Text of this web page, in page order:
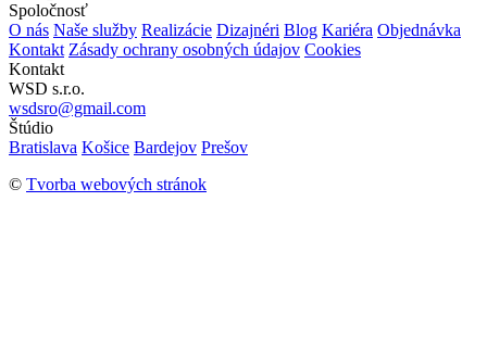
Spoločnosť
O nás Naše služby Realizácie Dizajnéri Blog Kariéra Objednávka
Kontakt Zásady ochrany osobných údajov Cookies
Kontakt
WSD s.r.o.
wsdsro@gmail.com
Štúdio
Bratislava Košice Bardejov Prešov
© Tvorba webových stránok